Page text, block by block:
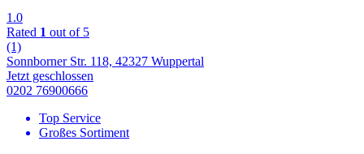
1.0
Rated 1 out of 5
(1)
Sonnborner Str. 118, 42327 Wuppertal
Jetzt geschlossen
0202 76900666
Top Service
Großes Sortiment